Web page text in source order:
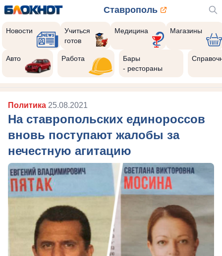
Ставрополь
Новости
Учиться
готов
Медицина Магазины
Авто Работа
Бары
- рестораны
Политика 25.08.2021
На ставропольских единороссов
вновь поступают жалобы за
нечестную агитацию